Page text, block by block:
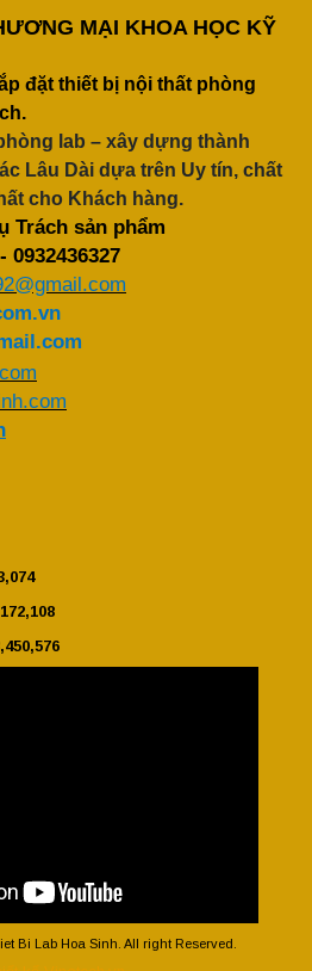
MẠI KHOA HỌC KỸ
đặt thiết bị nội thất phòng
lab – xây dựng thành
Lâu Dài dựa trên Uy tín, chất
cho Khách hàng.
Trách sản phẩm
- 0932436327
Bi Lab Hoa Sinh. All right Reserved.